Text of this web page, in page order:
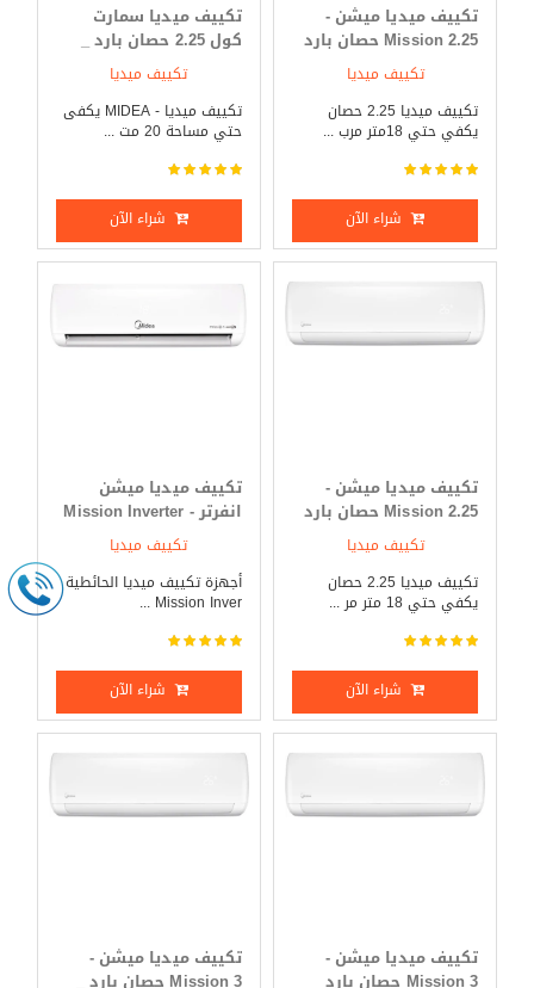
تكييف ميديا ميشن -
Mission 2.25 حصان بارد
_ ساخنتكييف ميديا
تكييف ميديا 2.25 حصان
يكفي حتي 18متر مرب ...
شراء الآن
تكييف ميديا سمارت
كول 2.25 حصان بارد _
تكييف ميديا
تكييف ميديا - MIDEA يكفى
حتي مساحة 20 مت ...
شراء الآن
تكييف ميديا ميشن -
Mission 2.25 حصان بارد
تكييف ميديا
تكييف ميديا 2.25 حصان
يكفي حتي 18 متر مر ...
شراء الآن
تكييف ميديا ميشن
انفرتر - Mission Inverter
تكييف ميديا
أجهزة تكييف ميديا الحائطية
Mission Inver ...
شراء الآن
تكييف ميديا ميشن -
تكييف ميديا ميشن -